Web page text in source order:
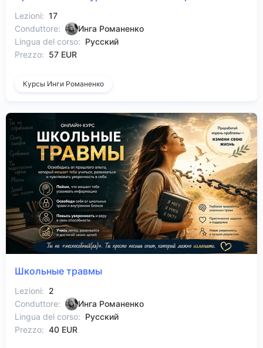
Lezioni: 17
Conduttore:
Инга Романенко
Lingua del corso: Русский
Prezzo: 57 EUR
Курсы Инги Романенко
Школьные травмы
Lezioni: 2
Conduttore:
Инга Романенко
Lingua del corso: Русский
Prezzo: 40 EUR